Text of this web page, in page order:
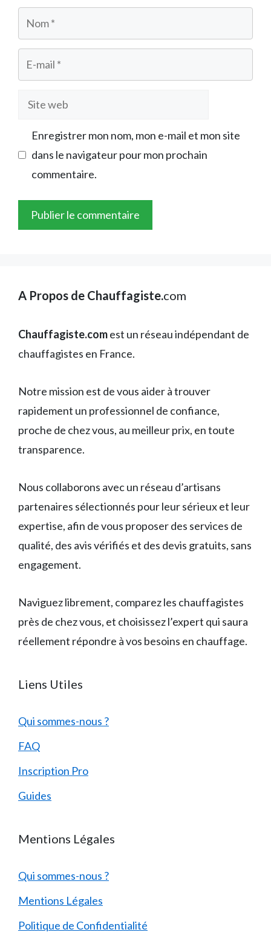
Nom
E-
mail
Site
Enregistrer mon nom, mon e-mail et mon site
dans le navigateur pour mon prochain
commentaire.
A Propos de Chauffagiste.com
Chauffagiste.comest un réseau indépendant de
chauffagistes en France.
Notre mission est de vous aider à trouver
rapidement un professionnel de confiance,
proche de chez vous, au meilleur prix, en toute
transparence.
Nous collaborons avec un réseau d’artisans
partenaires sélectionnés pour leur sérieux et leur
expertise, afin de vous proposer des services de
qualité, des avis vérifiés et des devis gratuits, sans
engagement.
Naviguez librement, comparez les chauffagistes
près de chez vous, et choisissez l’expert qui saura
réellement répondre à vos besoins en chauffage.
Liens Utiles
Qui sommes-nous ?
FAQ
Inscription Pro
Guides
Mentions Légales
Qui sommes-nous ?
Mentions Légales
Politique de Confidentialité